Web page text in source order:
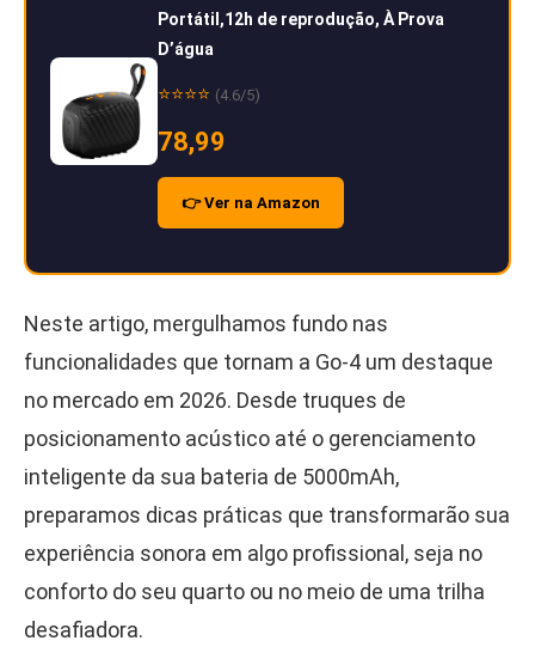
Portátil,12h de reprodução, À Prova
D’água
⭐⭐⭐⭐ (4.6/5)
78,99
👉 Ver na Amazon
Neste artigo, mergulhamos fundo nas
funcionalidades que tornam a Go-4 um destaque
no mercado em 2026. Desde truques de
posicionamento acústico até o gerenciamento
inteligente da sua bateria de 5000mAh,
preparamos dicas práticas que transformarão sua
experiência sonora em algo profissional, seja no
conforto do seu quarto ou no meio de uma trilha
desafiadora.